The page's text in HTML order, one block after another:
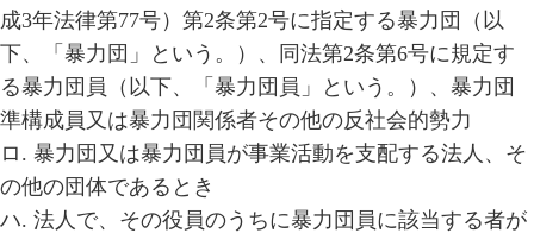
成3年法律第77号）第2条第2号に指定する暴力団（以
下、「暴力団」という。）、同法第2条第6号に規定す
る暴力団員（以下、「暴力団員」という。）、暴力団
準構成員又は暴力団関係者その他の反社会的勢力
ロ. 暴力団又は暴力団員が事業活動を支配する法人、そ
の他の団体であるとき
ハ. 法人で、その役員のうちに暴力団員に該当する者が